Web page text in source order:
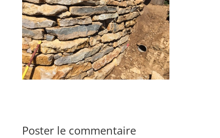
Poster le commentaire